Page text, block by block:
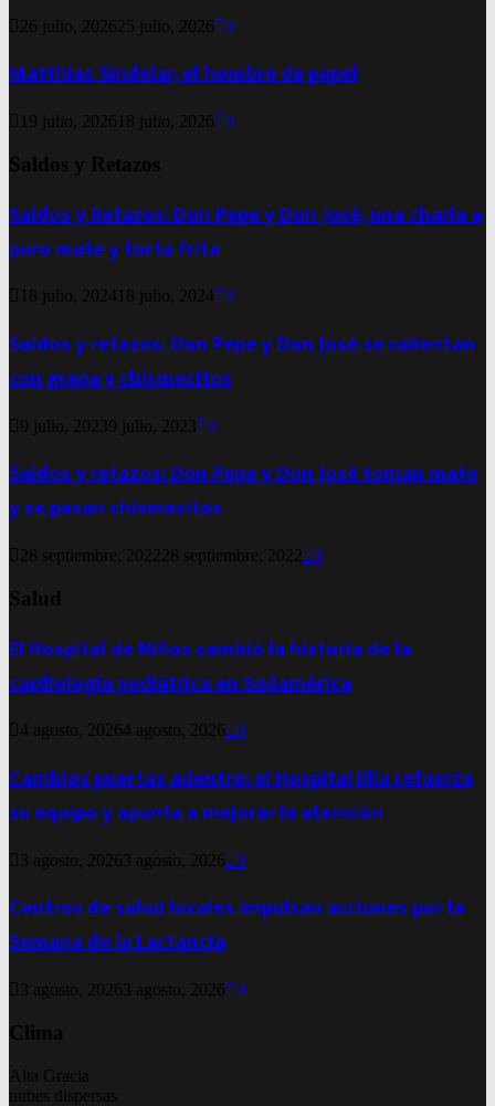
26 julio, 2026 25 julio, 2026 0
Matthias Sindelar, el hombre de papel
19 julio, 2026 18 julio, 2026 0
Saldos y Retazos
Saldos y Retazos: Don Pepe y Don José, una charla a
puro mate y torta frita
18 julio, 2024 18 julio, 2024 0
Saldos y retazos: Don Pepe y Don José se calientan
con grapa y chismecitos
9 julio, 20239 julio, 2023 0
Saldos y retazos: Don Pepe y Don José toman mate
y se pasan chismecitos
28 septiembre, 2022 28 septiembre, 2022 0
Salud
El Hospital de Niños cambió la historia de la
cardiología pediátrica en Sudamérica
4 agosto, 20264 agosto, 2026 0
Cambios puertas adentro: el Hospital Illia refuerza
su equipo y apunta a mejorar la atención
3 agosto, 2026 3 agosto, 2026 0
Centros de salud locales impulsan acciones por la
Semana de la Lactancia
3 agosto, 2026 3 agosto, 2026 0
Clima
Alta Gracia
nubes dispersas